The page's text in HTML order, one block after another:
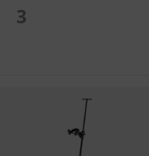
3